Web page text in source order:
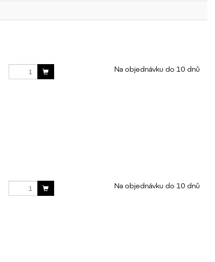
Na objednávku do 10 dnů
Na objednávku do 10 dnů